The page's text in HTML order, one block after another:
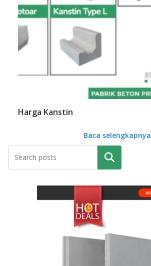
Harga Kanstin
Baca selengkapnya
Pencarian